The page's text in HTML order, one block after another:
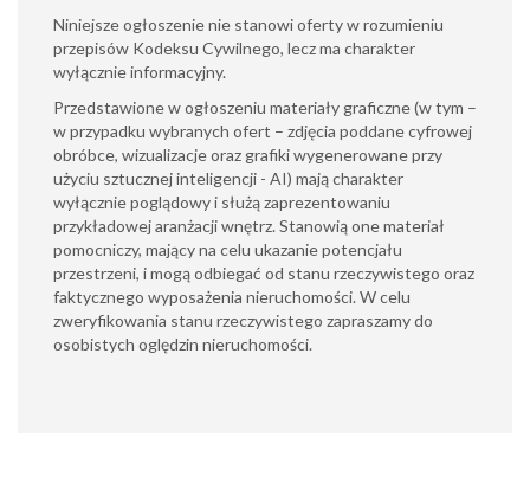
Niniejsze ogłoszenie nie stanowi oferty w rozumieniu
przepisów Kodeksu Cywilnego, lecz ma charakter
wyłącznie informacyjny.
​Przedstawione w ogłoszeniu materiały graficzne (w tym –
w przypadku wybranych ofert – zdjęcia poddane cyfrowej
obróbce, wizualizacje oraz grafiki wygenerowane przy
użyciu sztucznej inteligencji - AI) mają charakter
wyłącznie poglądowy i służą zaprezentowaniu
przykładowej aranżacji wnętrz. Stanowią one materiał
pomocniczy, mający na celu ukazanie potencjału
przestrzeni, i mogą odbiegać od stanu rzeczywistego oraz
faktycznego wyposażenia nieruchomości. W celu
zweryfikowania stanu rzeczywistego zapraszamy do
osobistych oględzin nieruchomości.